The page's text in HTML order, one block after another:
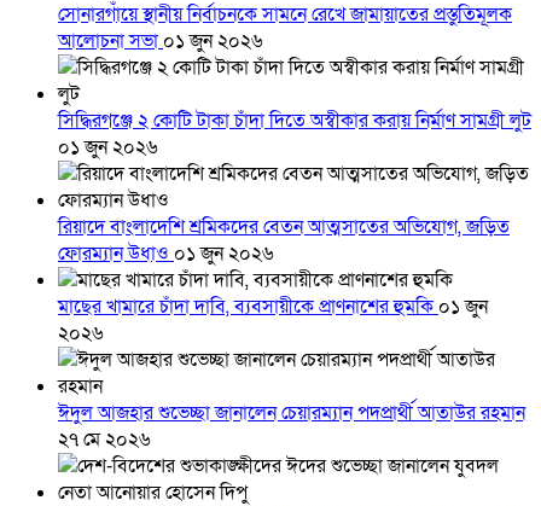
সোনারগাঁয়ে স্থানীয় নির্বাচনকে সামনে রেখে জামায়াতের প্রস্তুতিমূলক
আলোচনা সভা ০১ জুন ২০২৬
সিদ্ধিরগঞ্জে ২ কোটি টাকা চাঁদা দিতে অস্বীকার করায় নির্মাণ সামগ্রী লুট
০১ জুন ২০২৬
রিয়াদে বাংলাদেশি শ্রমিকদের বেতন আত্মসাতের অভিযোগ, জড়িত
ফোরম্যান উধাও ০১ জুন ২০২৬
মাছের খামারে চাঁদা দাবি, ব্যবসায়ীকে প্রাণনাশের হুমকি ০১ জুন
২০২৬
ঈদুল আজহার শুভেচ্ছা জানালেন চেয়ারম্যান পদপ্রার্থী আতাউর রহমান
২৭ মে ২০২৬